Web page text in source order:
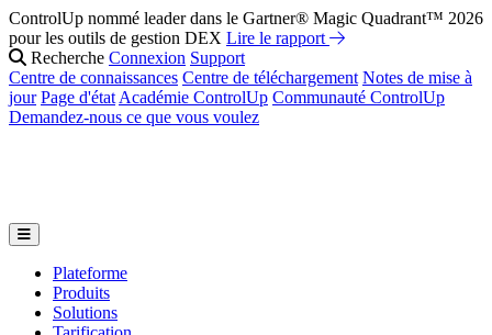
ControlUp nommé leader dans le Gartner® Magic Quadrant™ 2026
pour les outils de gestion DEX Lire le rapport
Recherche Connexion Support
Centre de connaissances Centre de téléchargement Notes de mise à
jour Page d'état Académie ControlUp Communauté ControlUp
Demandez-nous ce que vous voulez
Plateforme
Produits
Solutions